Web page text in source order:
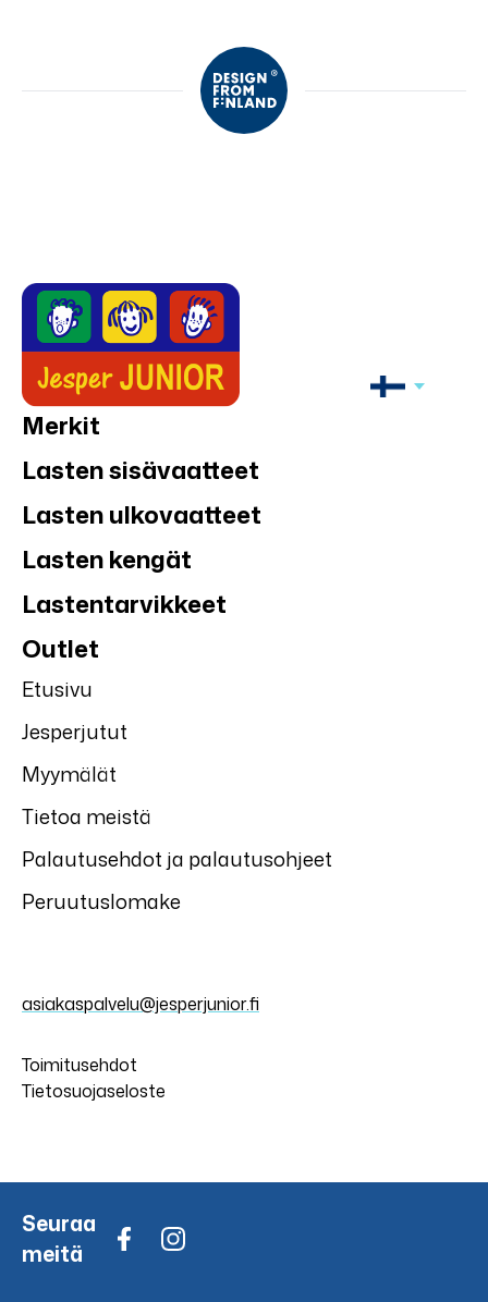
Merkit
Lasten sisävaatteet
Lasten ulkovaatteet
Lasten kengät
Lastentarvikkeet
Outlet
Etusivu
Jesperjutut
Myymälät
Tietoa meistä
Palautusehdot ja palautusohjeet
Peruutuslomake
asiakaspalvelu@jesperjunior.fi
Toimitusehdot
Tietosuojaseloste
Seuraa
meitä